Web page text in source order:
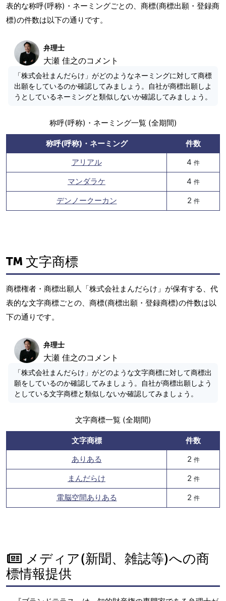
表的な称呼(呼称)・ネーミングごとの、商標(商標出願・登録商
標)の件数は以下の通りです。
弁理士
大瀬 佳之のコメント
「株式会社まんだらけ」がどのようなネーミングに対して商標
出願をしているのか確認してみましょう。自社が商標出願しよ
うとしているネーミングと類似しないか確認してみましょう。
称呼(呼称)・ネーミング一覧 (全期間)
称呼(呼称)・ネーミング
件数
アリアル
4 件
マンダラケ 4 件
デンノークーカン 2 件
文字商標
商標権者・商標出願人「株式会社まんだらけ」が保有する、代
表的な文字商標ごとの、商標(商標出願・登録商標)の件数は以
下の通りです。
弁理士
大瀬 佳之のコメント
「株式会社まんだらけ」がどのような文字商標に対して商標出
願をしているのか確認してみましょう。自社が商標出願しよう
としている文字商標と類似しないか確認してみましょう。
文字商標一覧 (全期間)
文字商標
件数
ありある
2 件
まんだらけ 2 件
電脳空間ありある 2 件
メディア(新聞、雑誌等)への商
標情報提供